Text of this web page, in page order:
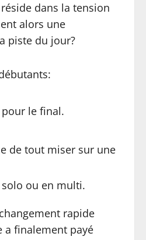
dans la tension
alors une
piste du jour?
le final.
de tout miser sur une
ou en multi.
rapide
a finalement payé